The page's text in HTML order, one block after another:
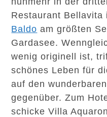
Restaurant Bellavita
Baldo am größten
Gardasee.
wenig originell ist,
schönes Leben für
auf den
gegenüber. Zum
schicke Villa